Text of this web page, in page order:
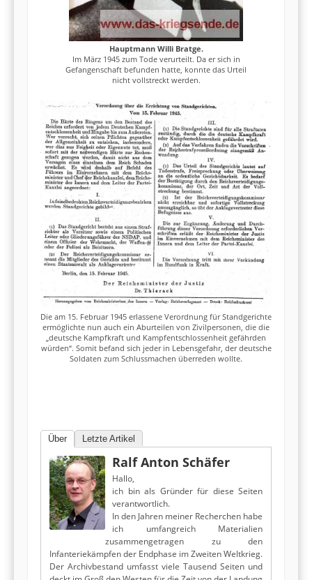
Hauptmann Willi Bratge.
Im März 1945 zum Tode verurteilt. Da er sich in
Gefangenschaft befunden hatte, konnte das Urteil
nicht vollstreckt werden.
Die am 15. Februar 1945 erlassene Verordnung für Standgerichte
ermöglichte nun auch ein Aburteilen von Zivilpersonen, die die
„deutsche Kampfkraft und Kampfentschlossenheit gefährden
würden“. Somit befand sich jeder in Lebensgefahr, der deutsche
Soldaten zum Schlussmachen überreden wollte.
Über Letzte Artikel
Ralf Anton Schäfer
Hallo,
ich bin als Gründer für diese Seiten
verantwortlich.
In den Jahren meiner Recherchen habe
ich umfangreich Materialien
zusammengetragen zu den
Infanteriekämpfen der Endphase im Zweiten Weltkrieg.
Der Archivbestand umfasst viele Tausend Seiten und